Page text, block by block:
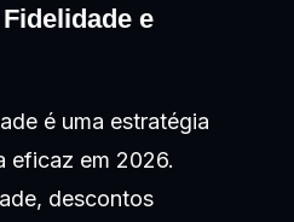
e
é uma estratégia
eficaz em 2026.
descontos